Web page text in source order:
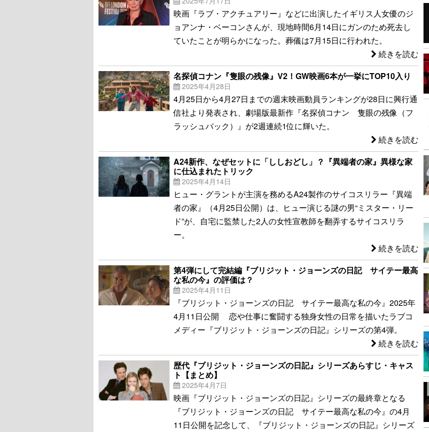
映画『ラブ・アクチュアリー』などに出演したイギリス人女優のジ
ョアンナ・ベーコンさんが、現地時間6月14日にガンのため死去し
ていたことが明らかになった。葬儀は7月15日に行われた。
続きを読む
名探偵コナン『隻眼の残像』V2！GW映画6本が一挙にTOP10入り
2025年4月28日
4月25日から4月27日までの週末映画動員ランキングが28日に興行通
信社より発表され、劇場版最新作『名探偵コナン 隻眼の残像（フ
ラッシュバック）』が2週連続1位に輝いた。
続きを読む
A24新作、なぜセットに「ししおどし」？『異端者の家』異様な家
に仕込まれたトリック
2025年4月14日
ヒュー・グラントが主演を務めるA24製作のサイコスリラー『異端
者の家』（4月25日公開）は、ヒュー演じる謎の男“ミスター・リー
ド”が、自宅に監禁した2人の女性宣教師を翻弄するサイコスリラ
ー。
続きを読む
第4弾にして完結編『ブリジット・ジョーンズの日記 サイテー最高
な私の今』の評価は？
2025年4月11日
『ブリジット・ジョーンズの日記 サイテー最高な私の今』2025年
4月11日公開 恋や仕事に奮闘する独身女性の日常を描いたラブコ
メディー『ブリジット・ジョーンズの日記』シリーズの第4弾。
続きを読む
歴代『ブリジット・ジョーンズの日記』シリーズあらすじ・キャス
ト【まとめ】
2025年4月7日
映画『ブリジット・ジョーンズの日記』シリーズの最終章となる
『ブリジット・ジョーンズの日記 サイテー最高な私の今』の4月
11日公開を記念して、『ブリジット・ジョーンズの日記』シリーズ